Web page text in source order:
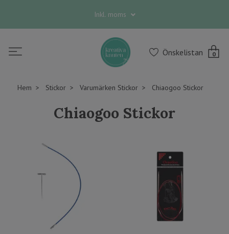
Inkl. moms
Önskelistan 0
Hem Stickor Varumärken Stickor Chiaogoo Stickor
Chiaogoo Stickor